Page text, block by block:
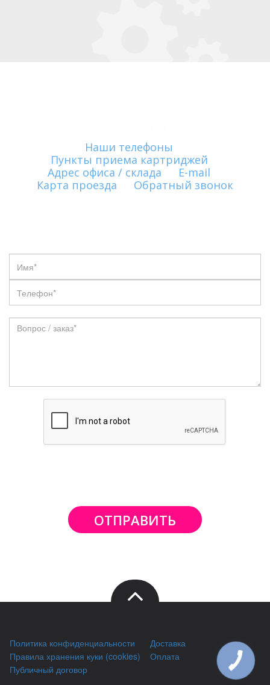
Наши телефоны
Пункты приема картриджей
Адрес офиса / склада
E-mail
Карта проезда
Обратный звонок
ОТПРАВИТЬ
Политика конфиденциальности
Правила хранения куки (cookies)
Публичный договор
Доставка
Оплата